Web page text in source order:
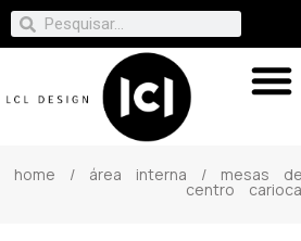
home / área interna / mesas
centro carioca